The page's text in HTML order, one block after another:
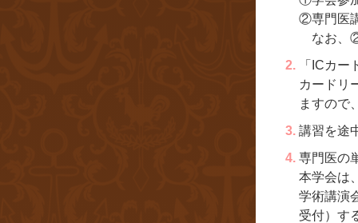
②専門医
なお、
「ICカー
カードリ
ますので
講習を途
専門医の
本学会は
学術講演
受付）す